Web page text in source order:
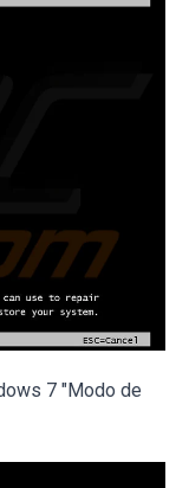
7 "Modo de